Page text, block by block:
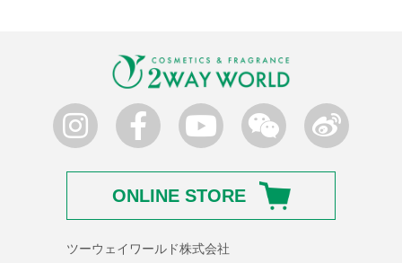
ONLINE STORE
ツーウェイワールド株式会社